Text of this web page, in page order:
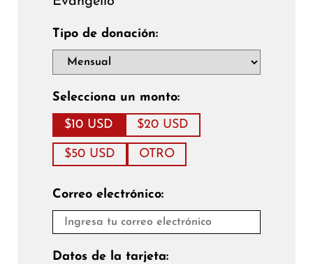
Tipo de donación:
Selecciona un monto:
$10 USD $20 USD
$50 USD OTRO
Correo electrónico:
Datos de la tarjeta: